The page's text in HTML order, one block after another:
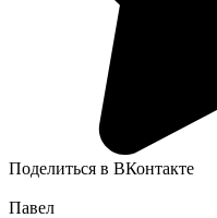
Поделиться в ВКонтакте
Павел